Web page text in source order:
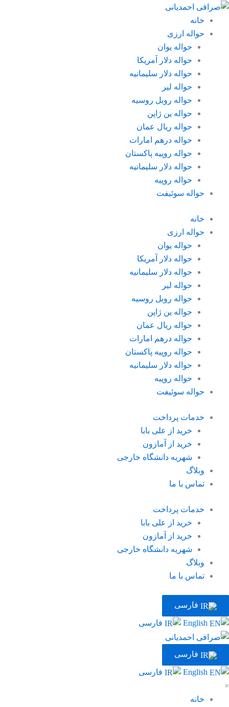
پرش
محتوا
خانه
حواله ارزی
حواله یوان
حواله دلار آمریکا
حواله دلار سلیمانیه
حواله لیر
حواله روبل روسیه
حواله ین ژاپن
حواله ریال عمان
حواله درهم امارات
حواله روپیه پاکستان
حواله دلار سلیمانیه
حواله روپیه
حواله سوئیفت
خانه
حواله ارزی
حواله یوان
حواله دلار آمریکا
حواله دلار سلیمانیه
حواله لیر
حواله روبل روسیه
حواله ین ژاپن
حواله ریال عمان
حواله درهم امارات
حواله روپیه پاکستان
حواله دلار سلیمانیه
حواله روپیه
حواله سوئیفت
خدمات پرداخت
خرید از علی بابا
خرید از آمازون
شهریه دانشگاه خارجی
وبلاگ
تماس با ما
خدمات پرداخت
خرید از علی بابا
خرید از آمازون
شهریه دانشگاه خارجی
وبلاگ
تماس با ما
فارسی
فارسی
فارسی
فارسی
×
خانه